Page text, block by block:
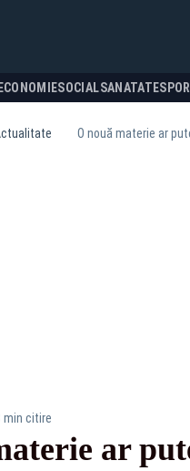
ECONOMIESOCIALSANATATE
O nouă materie ar
min citire
ar